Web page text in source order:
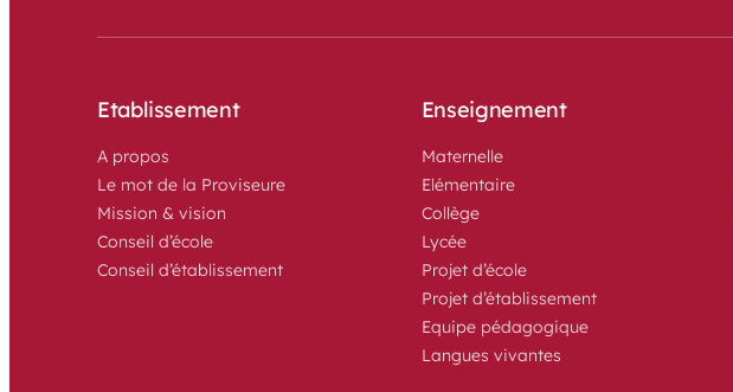
Etablissement
A propos
Le mot de la Proviseure
Mission & vision
Conseil d’école
Conseil d’établissement
Enseignement
Maternelle
Elémentaire
Collège
Lycée
Projet d’école
Projet d’établissement
Equipe pédagogique
Langues vivantes